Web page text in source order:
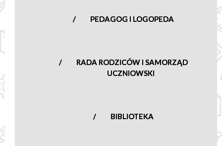
PEDAGOG I LOGOPEDA
RADA RODZICÓW I SAMORZĄD
UCZNIOWSKI
BIBLIOTEKA